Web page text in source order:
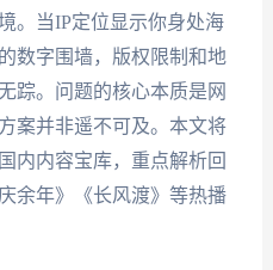
。当IP定位显示你身处海
数字围墙，版权限制和地
踪。问题的核心本质是网
案并非遥不可及。本文将
内内容宝库，重点解析回
余年》《长风渡》等热播